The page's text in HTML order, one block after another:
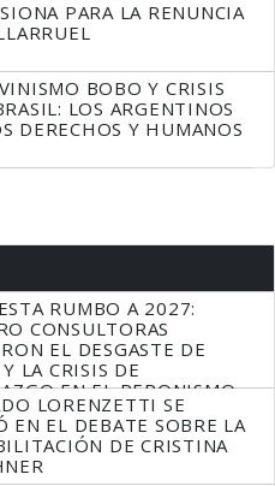
PARA LA RENUNCIA
BOBO Y CRISIS
LOS ARGENTINOS
DERECHOS Y HUMANOS
RUMBO A 2027:
CONSULTORAS
EL DESGASTE DE
LA CRISIS DE
EN EL PERONISMO
LORENZETTI SE
EN EL DEBATE SOBRE LA
DE CRISTINA